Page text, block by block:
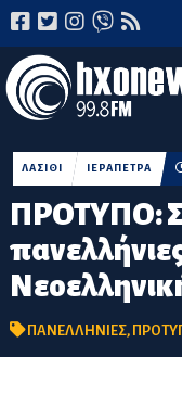
ΠΡΟΤΥΠΟ:
ΛΑΣΙΘΙ ΙΕΡΑΠΕΤΡΑ
ΠΑΝΕΛΛΗΝΙΕΣ,